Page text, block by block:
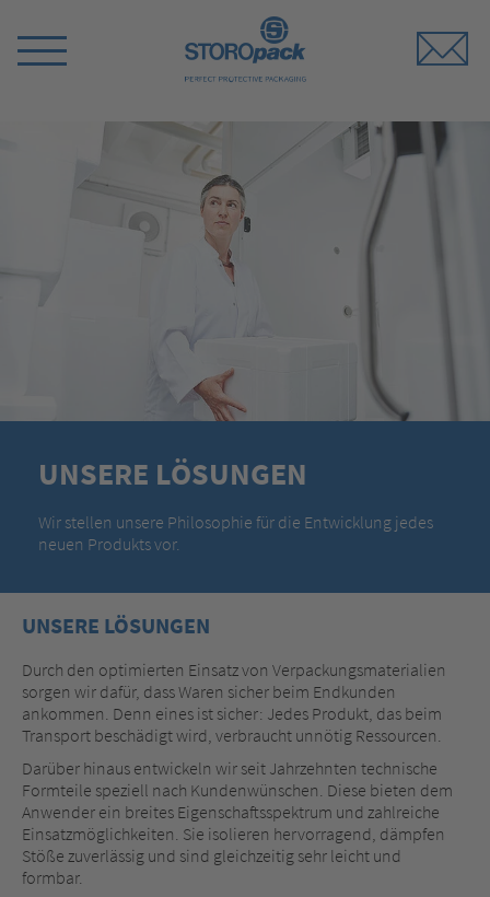
Menü
UNSERE LÖSUNGEN
Wir stellen unsere Philosophie für die Entwicklung jedes
neuen Produkts vor.
UNSERE LÖSUNGEN
Durch den optimierten Einsatz von Verpackungsmaterialien
sorgen wir dafür, dass Waren sicher beim Endkunden
ankommen. Denn eines ist sicher: Jedes Produkt, das beim
Transport beschädigt wird, verbraucht unnötig Ressourcen.
Darüber hinaus entwickeln wir seit Jahrzehnten technische
Formteile speziell nach Kundenwünschen. Diese bieten dem
Anwender ein breites Eigenschaftsspektrum und zahlreiche
Einsatzmöglichkeiten. Sie isolieren hervorragend, dämpfen
Stöße zuverlässig und sind gleichzeitig sehr leicht und
formbar.